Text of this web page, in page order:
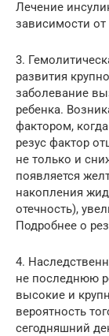
Лечение
зависимости от
3.
развития
заболевание
ребенка.
фактором,
резус фактор
не только и
появляется
накопления
отечность),
Подробнее о
4.
не последнюю
высокие и
вероятность
сегодняшний